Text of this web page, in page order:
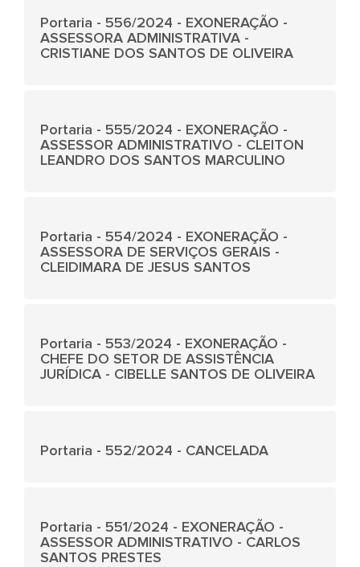
Portaria - 556/2024 - EXONERAÇÃO -
ASSESSORA ADMINISTRATIVA -
CRISTIANE DOS SANTOS DE OLIVEIRA
Portaria - 555/2024 - EXONERAÇÃO -
ASSESSOR ADMINISTRATIVO - CLEITON
LEANDRO DOS SANTOS MARCULINO
Portaria - 554/2024 - EXONERAÇÃO -
ASSESSORA DE SERVIÇOS GERAIS -
CLEIDIMARA DE JESUS SANTOS
Portaria - 553/2024 - EXONERAÇÃO -
CHEFE DO SETOR DE ASSISTÊNCIA
JURÍDICA - CIBELLE SANTOS DE OLIVEIRA
Portaria - 552/2024 - CANCELADA
Portaria - 551/2024 - EXONERAÇÃO -
ASSESSOR ADMINISTRATIVO - CARLOS
SANTOS PRESTES